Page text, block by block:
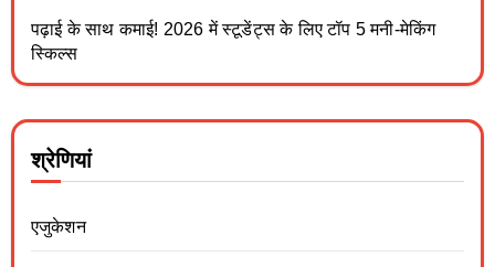
पढ़ाई के साथ कमाई! 2026 में स्टूडेंट्स के लिए टॉप 5 मनी-मेकिंग
स्किल्स
श्रेणियां
एजुकेशन